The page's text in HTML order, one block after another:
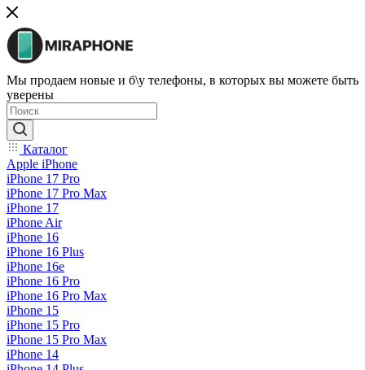
Мы продаем новые и б\у телефоны, в которых вы можете быть
уверены
Каталог
Apple iPhone
iPhone 17 Pro
iPhone 17 Pro Max
iPhone 17
iPhone Air
iPhone 16
iPhone 16 Plus
iPhone 16e
iPhone 16 Pro
iPhone 16 Pro Max
iPhone 15
iPhone 15 Pro
iPhone 15 Pro Max
iPhone 14